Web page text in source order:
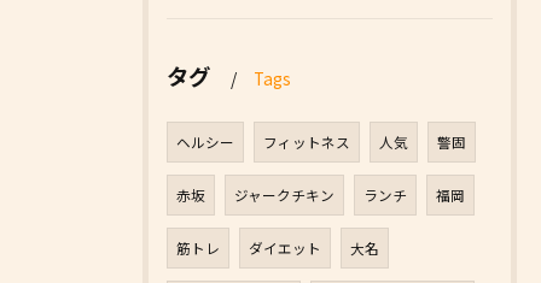
タグ Tags
ヘルシー フィットネス 人気 警固
赤坂 ジャークチキン ランチ 福岡
筋トレ ダイエット 大名